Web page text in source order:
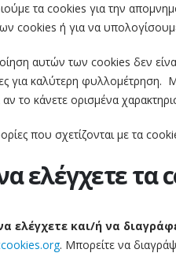
τα cookies για την
cookies ή για να
αυτών των cookies δεν
για καλύτερη φυλλομέτρηση.
το κάνετε ορισμένα
που σχετίζονται με τα
ελέγχετε τα
ελέγχετε και/ή να
. Μπορείτε να